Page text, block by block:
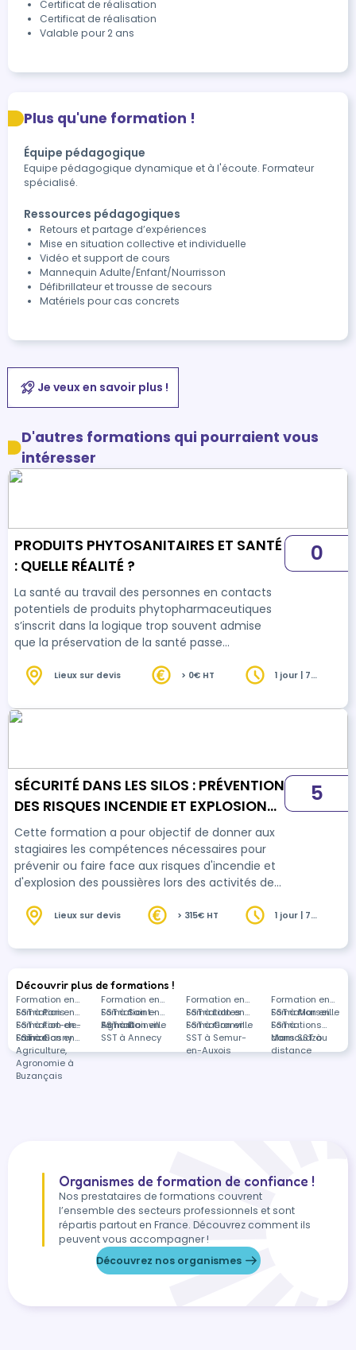
Certificat de réalisation
Certificat de réalisation
Valable pour 2 ans
Plus qu'une formation !
Équipe pédagogique
Equipe pédagogique dynamique et à l'écoute. Formateur
spécialisé.
Ressources pédagogiques
Retours et partage d’expériences
Mise en situation collective et individuelle
Vidéo et support de cours
Mannequin Adulte/Enfant/Nourrisson
Défibrillateur et trousse de secours
Matériels pour cas concrets
Je veux en savoir plus !
D'autres formations qui pourraient vous
intéresser
PRODUITS PHYTOSANITAIRES ET SANTÉ
: QUELLE RÉALITÉ ?
La santé au travail des personnes en contacts
potentiels de produits phytopharmaceutiques
s’inscrit dans la logique trop souvent admise
que la préservation de la santé passe
Protection Individuelle (EPI). Cette formation
amont afin de limiter le risque d’exposition des
professionnels aux produits
0
Lieux sur devis > 0€ HT
1 jour | 7
SÉCURITÉ DANS LES SILOS : PRÉVENTION
DES RISQUES INCENDIE ET EXPLOSION
DE POUSSIÈRES EN SILO
Cette formation a pour objectif de donner aux
stagiaires les compétences nécessaires pour
prévenir ou faire face aux risques d'incendie et
d'explosion des poussières lors des activités de
5
Lieux sur devis > 315€ HT
1 jour | 7
Découvrir plus de formations !
Formation en
SST à Paris
Formation en
SST à Saint-
Agnant
Formation en
SST à Lattes
Formation en
SST à Marseille
Formation en
SST à Fort-de-
France
Formation en
SST à Dainville
Formation en
SST à Granville
Formation en
SST à
Mamoudzou
Formation en
SST à Gasny
Formation en
SST à Annecy
Formation en
SST à Semur-
en-Auxois
Formations
dans SST à
distance
Formation en
Agriculture,
Agronomie à
Buzançais
Organismes de formation de confiance !
Nos prestataires de formations couvrent
l’ensemble des secteurs professionnels et sont
répartis partout en France. Découvrez comment ils
peuvent vous accompagner !
Découvrez nos organismes